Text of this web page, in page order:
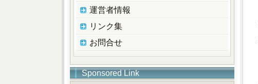
運営者情報
リンク集
お問合せ
Sponsored Link